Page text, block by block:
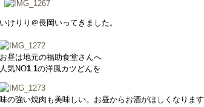
いけりり＠長岡いってきました。
お昼は地元の福助食堂さんへ
人気NO1.1の洋風カツどんを
味の強い焼肉も美味しい。お昼からお酒がほしくなります